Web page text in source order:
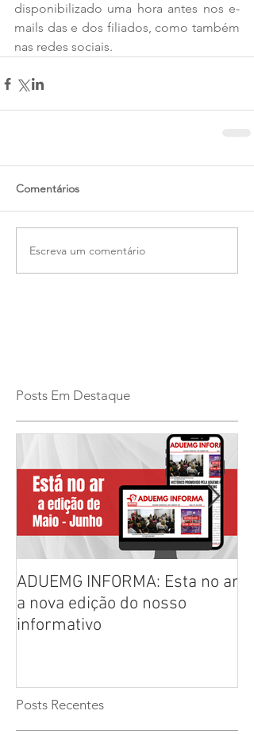
disponibilizado uma hora antes nos e-
mails das e dos filiados, como também
nas redes sociais.
Comentários
Escreva um comentário
Posts Em Destaque
ADUEMG INFORMA: Esta no ar
a nova edição do nosso
informativo
Posts Recentes